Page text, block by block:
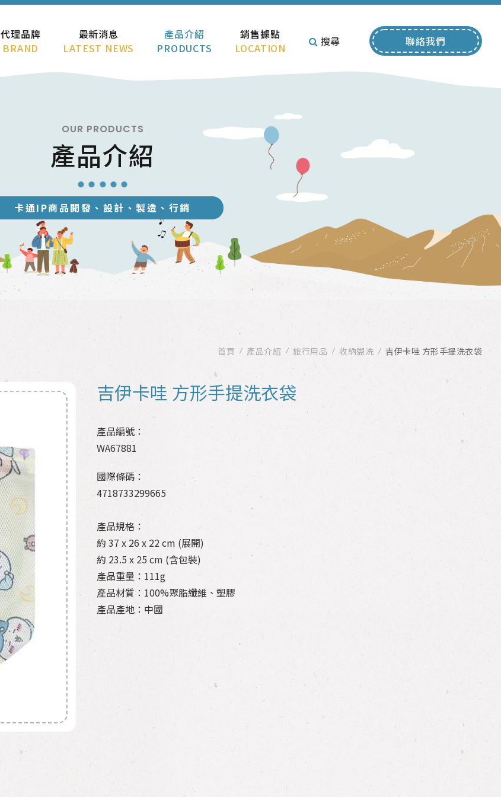
代理品牌
BRAND
最新消息
LATEST NEWS
產品介紹
PRODUCTS
銷售據點
LOCATION
搜尋 聯絡我們
OUR PRODUCTS
產品介紹
卡通IP商品開發、設計、製造、行銷
首頁 產品介紹 旅行用品 收納盥洗 吉伊卡哇 方形手提洗衣袋
吉伊卡哇 方形手提洗衣袋
產品編號：
WA67881
國際條碼：
4718733299665
產品規格：
約 37 x 26 x 22 cm (展開)
約 23.5 x 25 cm (含包裝)
產品重量：111g
產品材質：100%聚脂纖維、塑膠
產品產地：中國